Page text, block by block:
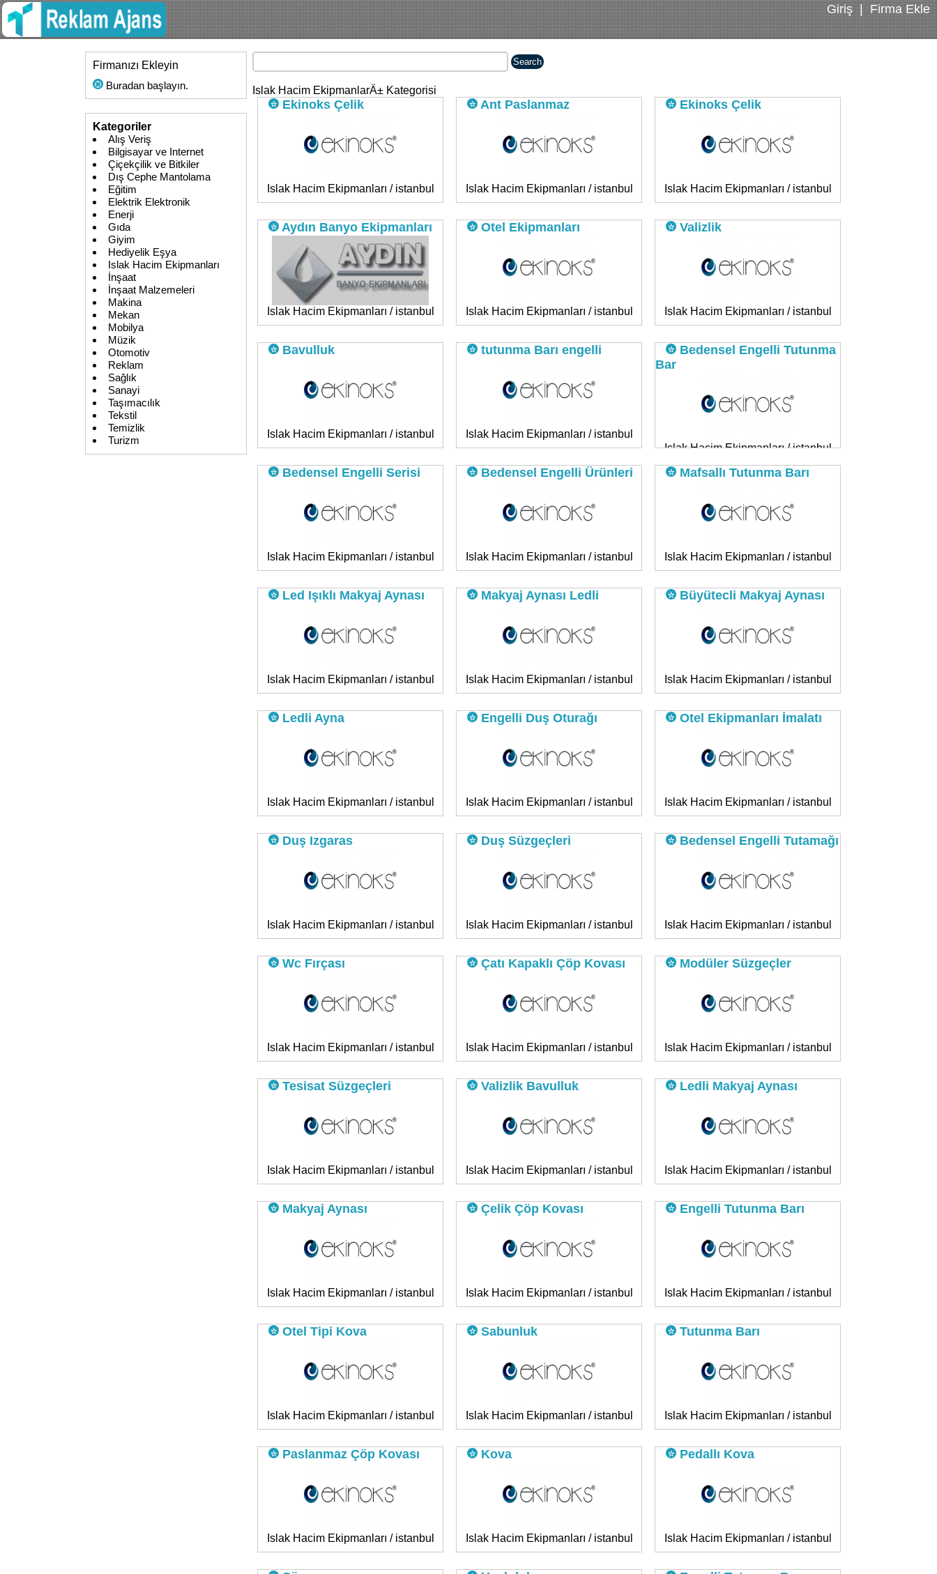
Giriş|Firma Ekle
Firmanızı Ekleyin
Buradan başlayın.
Kategoriler
Alış Veriş
Bilgisayar ve Internet
Çiçekçilik ve Bitkiler
Dış Cephe Mantolama
Eğitim
Elektrik Elektronik
Enerji
Gıda
Giyim
Hediyelik Eşya
Islak Hacim Ekipmanları
İnşaat
İnşaat Malzemeleri
Makina
Mekan
Mobilya
Müzik
Otomotiv
Reklam
Sağlık
Sanayi
Taşımacılık
Tekstil
Temizlik
Turizm
Islak Hacim EkipmanlarÄ± Kategorisi
Ekinoks Çelik
Islak Hacim Ekipmanları / istanbul
Ant Paslanmaz
Islak Hacim Ekipmanları / istanbul
Ekinoks Çelik
Islak Hacim Ekipmanları / istanbul
Aydın Banyo Ekipmanları
Islak Hacim Ekipmanları / istanbul
Otel Ekipmanları
Islak Hacim Ekipmanları / istanbul
Valizlik
Islak Hacim Ekipmanları / istanbul
Bavulluk
Islak Hacim Ekipmanları / istanbul
tutunma Barı engelli
Islak Hacim Ekipmanları / istanbul
Bedensel Engelli Tutunma
Bar
Islak Hacim Ekipmanları / istanbul
Bedensel Engelli Serisi
Islak Hacim Ekipmanları / istanbul
Bedensel Engelli Ürünleri
Islak Hacim Ekipmanları / istanbul
Mafsallı Tutunma Barı
Islak Hacim Ekipmanları / istanbul
Led Işıklı Makyaj Aynası
Islak Hacim Ekipmanları / istanbul
Makyaj Aynası Ledli
Islak Hacim Ekipmanları / istanbul
Büyütecli Makyaj Aynası
Islak Hacim Ekipmanları / istanbul
Ledli Ayna
Islak Hacim Ekipmanları / istanbul
Engelli Duş Oturağı
Islak Hacim Ekipmanları / istanbul
Otel Ekipmanları İmalatı
Islak Hacim Ekipmanları / istanbul
Duş Izgaras
Islak Hacim Ekipmanları / istanbul
Duş Süzgeçleri
Islak Hacim Ekipmanları / istanbul
Bedensel Engelli Tutamağı
Islak Hacim Ekipmanları / istanbul
Wc Fırçası
Islak Hacim Ekipmanları / istanbul
Çatı Kapaklı Çöp Kovası
Islak Hacim Ekipmanları / istanbul
Modüler Süzgeçler
Islak Hacim Ekipmanları / istanbul
Tesisat Süzgeçleri
Islak Hacim Ekipmanları / istanbul
Valizlik Bavulluk
Islak Hacim Ekipmanları / istanbul
Ledli Makyaj Aynası
Islak Hacim Ekipmanları / istanbul
Makyaj Aynası
Islak Hacim Ekipmanları / istanbul
Çelik Çöp Kovası
Islak Hacim Ekipmanları / istanbul
Engelli Tutunma Barı
Islak Hacim Ekipmanları / istanbul
Otel Tipi Kova
Islak Hacim Ekipmanları / istanbul
Sabunluk
Islak Hacim Ekipmanları / istanbul
Tutunma Barı
Islak Hacim Ekipmanları / istanbul
Paslanmaz Çöp Kovası
Islak Hacim Ekipmanları / istanbul
Kova
Islak Hacim Ekipmanları / istanbul
Pedallı Kova
Islak Hacim Ekipmanları / istanbul